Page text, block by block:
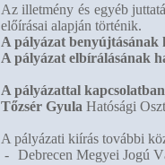
Az illetmény és egyéb
előírásai alapján történik.
A pályázat benyújtásának
A pályázat elbírálásának
A pályázattal
Tőzsér Gyula Hatósági
A pályázati kiírás további
- Debrecen Megyei Jogú